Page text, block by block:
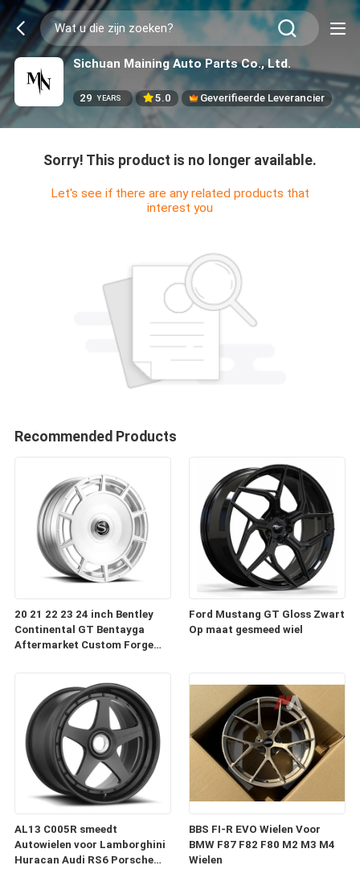
Sichuan Maining Auto Parts Co., Ltd.
29 YEARS 5.0 Geverifieerde Leverancier
Sorry! This product is no longer available.
Let's see if there are any related products that
interest you
Recommended Products
20 21 22 23 24 inch Bentley
Continental GT Bentayga
Aftermarket Custom Forge
Ford Mustang GT Gloss Zwart
Op maat gesmeed wiel
AL13 C005R smeedt
Autowielen voor Lamborghini
Huracan Audi RS6 Porsche
BBS FI-R EVO Wielen Voor
BMW F87 F82 F80 M2 M3 M4
Wielen